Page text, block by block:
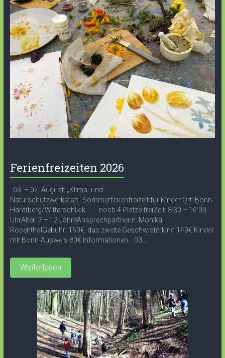
Ferienfreizeiten 2026
03. – 07. August: „Klima- und
Naturschutzwerkstatt“ Sommerferienfreizeit für Kinder Ort: Bonn-
Hardtberg/Witterschlick noch 4 Plätze freiZeit: 8:30 – 16:00
UhrAlter: 7 – 12 JahreAnsprechpartnerin: Monika
RosenthalGebühr: 160€, das zweite Geschwisterkind 140€,Kinder
mit Bonn-Ausweis 80€ Informationen 03....
Weiterlesen